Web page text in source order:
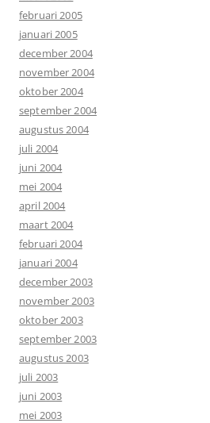
februari 2005
januari 2005
december 2004
november 2004
oktober 2004
september 2004
augustus 2004
juli 2004
juni 2004
mei 2004
april 2004
maart 2004
februari 2004
januari 2004
december 2003
november 2003
oktober 2003
september 2003
augustus 2003
juli 2003
juni 2003
mei 2003